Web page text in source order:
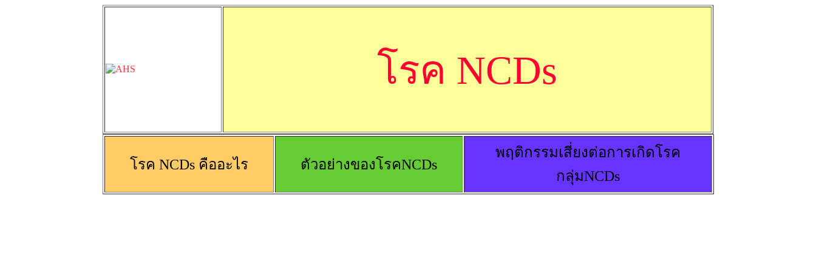
โรค NCDs
โรค NCDs คืออะไร ตัวอย่างของโรคNCDs
พฤติกรรมเสี่ยงต่อการเกิดโรค
กลุ่มNCDs